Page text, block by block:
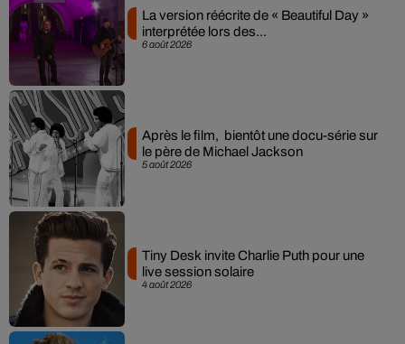
6 août 2026
La version réécrite de « Beautiful Day »
interprétée lors des...
5 août 2026
Après le film, bientôt une docu-série sur
le père de Michael Jackson
4 août 2026
Tiny Desk invite Charlie Puth pour une
live session solaire